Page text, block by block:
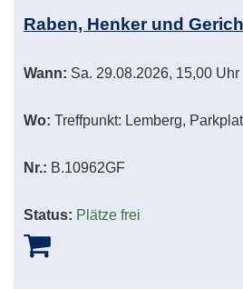
Raben, Henker und
Wann: Sa. 29.08.2026, 15,00 Uhr
Wo: Treffpunkt: Lemberg,
Nr.: B.10962GF
Status: Plätze frei